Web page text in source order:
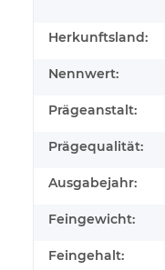
Herkunftsland:
Nennwert:
Prägeanstalt:
Prägequalität:
Ausgabejahr:
Feingewicht:
Feingehalt: